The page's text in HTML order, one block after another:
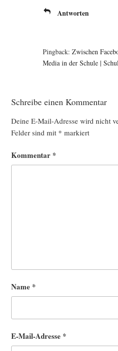
Antworten
Pingback: Zwischen
Media in der Schule |
Schreibe einen Kommentar
Deine E-Mail-Adresse wird nicht
Felder sind mit * markiert
Kommentar *
Name *
E-Mail-Adresse *